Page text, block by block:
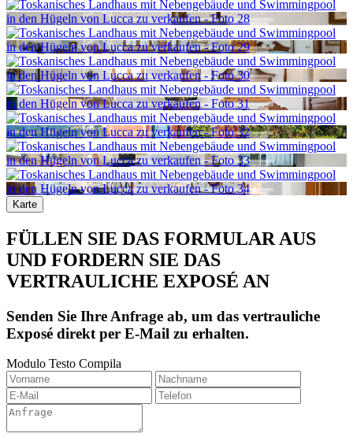
Karte
FÜLLEN SIE DAS FORMULAR AUS
UND FORDERN SIE DAS
VERTRAULICHE EXPOSÉ AN
Senden Sie Ihre Anfrage ab, um das vertrauliche
Exposé direkt per E-Mail zu erhalten.
Modulo Testo Compila